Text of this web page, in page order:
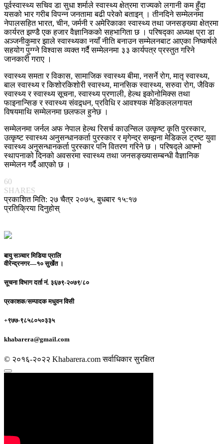
पूर्वस्वास्थ्य सचिव डा सुधा शर्माले स्वास्थ्य क्षेत्रमा राज्यको लगानी कम हुँदा
यसको भार गरीब विपन्न जनतामा बढी परेको बताइन् । तीनदिने सम्मेलनमा
नेपालसहित भारत, चीन, जर्मनी र अमेरिकाका स्वास्थ्य तथा जनसङ्ख्या क्षेत्रमा
कार्यरत झण्डै एक हजार वैज्ञानिकको सहभागिता छ । परिषद्का अध्यक्ष प्रा डा
अञ्जनीकुमार झाले स्वास्थ्यका नयाँ नीति बनाउन सम्मेलनबाट आएका निष्कर्षले
सहयोग पुग्ग्ने विश्वास व्यक्त गर्दै सम्मेलनमा ३३ कार्यपत्र प्रस्तुत गरिने
जानकारी गराए ।
स्वास्थ्य समता र विकास, सामाजिक स्वास्थ्य बीमा, नसर्ने रोग, मातृ स्वास्थ्य,
बाल स्वास्थ्य र किशोरकिशोरी स्वास्थ्य, मानसिक स्वास्थ्य, सरुवा रोग, जैविक
स्वास्थ्य र स्वास्थ्य सूचना, स्वास्थ्य प्रणाली, हेल्थ इकोनोमिक्स तथा
फाइनान्सिङ र स्वास्थ्य संवद्र्धन, प्रविधि र आवश्यक मेडिकललगायत
विषयमाथि सम्मेलनमा छलफल हुनेछ ।
सम्मेलनमा जर्नल अफ नेपाल हेल्थ रिसर्च काउन्सिल उत्कृष्ट कृति पुरस्कार,
उत्कृष्ट स्वास्थ्य अनुसन्धानकर्ता पुरस्कार र मृगेन्द्र सम्झना मेडिकल ट्रष्ट युवा
स्वास्थ्य अनुसन्धानकर्ता पुरस्कार पनि वितरण गरिने छ । परिषद्ले आफ्नो
स्थापनाको दिनको अवसरमा स्वास्थ्य तथा जनसङ्ख्यासम्बन्धी वैज्ञानिक
सम्मेलन गर्दै आएको छ ।
60
SHARES
प्रकाशित मिति: २७ चैत्र २०७५, बुधबार १५:१७
प्रतिक्रिया दिनुहोस्
बायु सञ्चार मिडिया प्रालि
वीरेन्द्रनगर—१० सुर्खेत ।
सूचना विभाग दर्ता नं. ३६७९-२०७९/८०
प्रकाशक/सम्पादकमधुवन विसी
+९७७-९८५८०५०३३५
khabarera@gmail.com
© २०१६-२०२२ Khabarera.com सर्वाधिकार सुरक्षित